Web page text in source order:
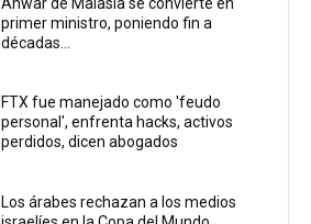
Anwar de Malasia se convierte en
primer ministro, poniendo fin a
décadas...
FTX fue manejado como 'feudo
personal', enfrenta hacks, activos
perdidos, dicen abogados
Los árabes rechazan a los medios